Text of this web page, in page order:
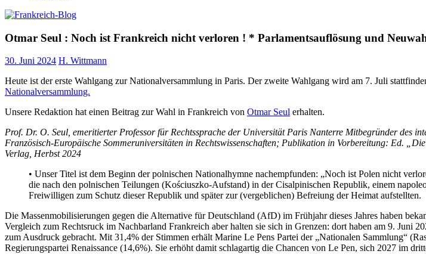
Otmar Seul : Noch ist Frankreich nicht verloren ! * Parlamentsauflösung und
30. Juni 2024 H. Wittmann
Heute ist der erste Wahlgang zur Nationalversammlung in Paris. Der zweite Wahlgang wird am 7. Juli
Nationalversammlung.
Unsere Redaktion hat einen Beitrag zur Wahl in Frankreich von Otmar Seul erhalten.
Prof. Dr. O. Seul, emeritierter Professor für Rechtssprache der Universität Paris Nanterre Mitbegründer des
Französisch-Europäische Sommeruniversitäten in Rechtswissenschaften; Publikation in Vorbereitung: Ed.
Verlag, Herbst 2024
• Unser Titel ist dem Beginn der polnischen Nationalhymne nachempfunden: „Noch ist Polen nicht
die nach den polnischen Teilungen (Kościuszko-Aufstand) in der Cisalpinischen Republik, einem
Freiwilligen zum Schutz dieser Republik und später zur (vergeblichen) Befreiung der Heimat aufstellten.
Die Massenmobilisierungen gegen die Alternative für Deutschland (AfD) im Frühjahr dieses Jahres haben
Vergleich zum Rechtsruck im Nachbarland Frankreich aber halten sie sich in Grenzen: dort haben am 9. Juni
zum Ausdruck gebracht. Mit 31,4% der Stimmen erhält Marine Le Pens Partei der „Nationalen Sammlung“
Regierungspartei Renaissance (14,6%). Sie erhöht damit schlagartig die Chancen von Le Pen, sich 2027 im